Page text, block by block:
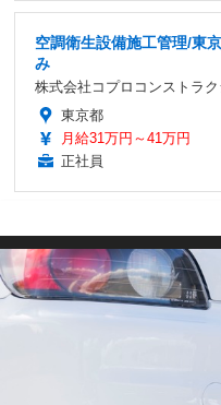
空調衛生設備施工管理/東
み
株式会社コプロコンストラ
東京都
月給31万円～41万円
正社員